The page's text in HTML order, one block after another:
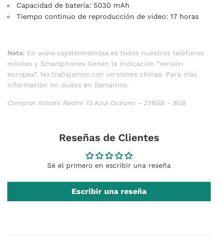
Capacidad de batería: 5030 mAh
Tiempo continuo de reproducción de video: 17 horas
Nota: En www.csystemreinosa.es todos nuestros teléfonos
móviles y Smartphones tienen la indicación “versión
europea”. No trabajamos con versiones chinas. Para más
información no dudes en llamarnos.
Comprar Xiaomi Redmi 13 Azul Océano - 256GB - 8GB
Reseñas de Clientes
Sé el primero en escribir una reseña
Escribir una reseña